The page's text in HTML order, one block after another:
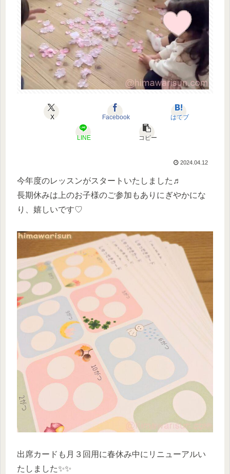
X Facebook はてブ
LINE コピー
2024.04.12
今年度のレッスンがスタートいたしました♬
長期休みは上のお子様のご参加もありにぎやかにな
り、嬉しいです♡
出席カードも月３回用に春休み中にリニューアルい
たしました✨✨